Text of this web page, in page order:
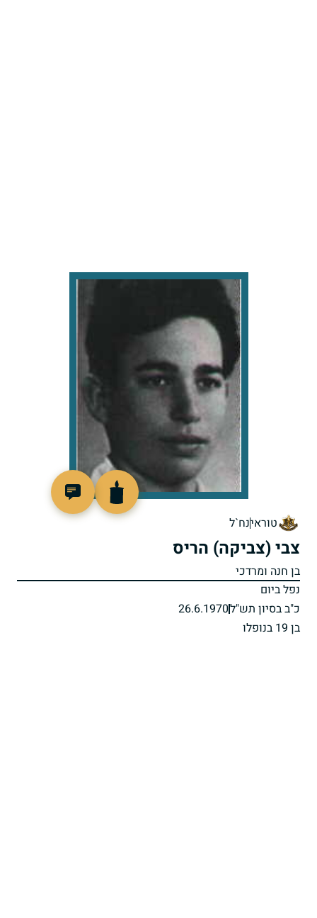
טוראינח`ל
צבי (צביקה) הריס
בן חנה ומרדכי
נפל ביום
כ"ב בסיון תש"ל26.6.1970
בן 19 בנופלו